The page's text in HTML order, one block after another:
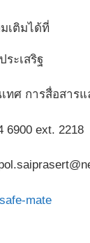
เติมได้ที่
ระเสริฐ
ทศ การสื่อสาร
6900 ext. 2218
mate